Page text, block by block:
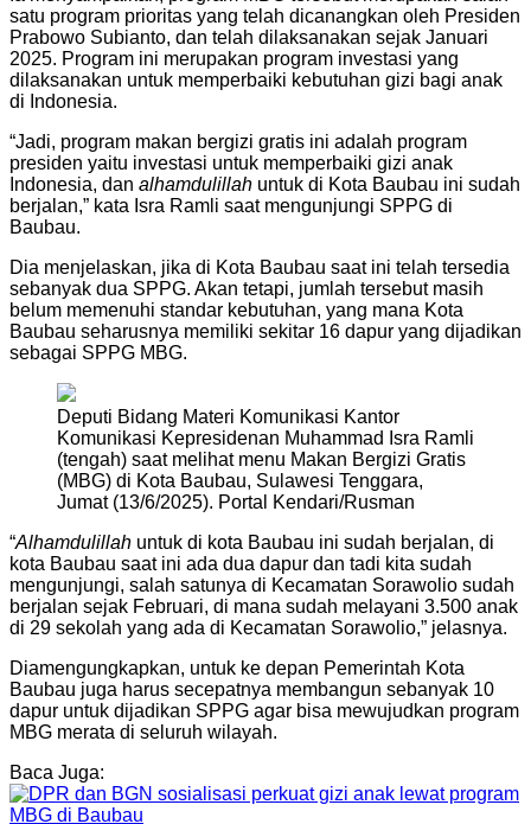
satu program prioritas yang telah dicanangkan oleh Presiden
Prabowo Subianto, dan telah dilaksanakan sejak Januari
2025. Program ini merupakan program investasi yang
dilaksanakan untuk memperbaiki kebutuhan gizi bagi anak
di Indonesia.
“Jadi, program makan bergizi gratis ini adalah program
presiden yaitu investasi untuk memperbaiki gizi anak
Indonesia, dan alhamdulillah untuk di Kota Baubau ini sudah
berjalan,” kata Isra Ramli saat mengunjungi SPPG di
Baubau.
Dia menjelaskan, jika di Kota Baubau saat ini telah tersedia
sebanyak dua SPPG. Akan tetapi, jumlah tersebut masih
belum memenuhi standar kebutuhan, yang mana Kota
Baubau seharusnya memiliki sekitar 16 dapur yang dijadikan
sebagai SPPG MBG.
Deputi Bidang Materi Komunikasi Kantor
Komunikasi Kepresidenan Muhammad Isra Ramli
(tengah) saat melihat menu Makan Bergizi Gratis
(MBG) di Kota Baubau, Sulawesi Tenggara,
Jumat (13/6/2025). Portal Kendari/Rusman
“Alhamdulillah untuk di kota Baubau ini sudah berjalan, di
kota Baubau saat ini ada dua dapur dan tadi kita sudah
mengunjungi, salah satunya di Kecamatan Sorawolio sudah
berjalan sejak Februari, di mana sudah melayani 3.500 anak
di 29 sekolah yang ada di Kecamatan Sorawolio,” jelasnya.
Diamengungkapkan, untuk ke depan Pemerintah Kota
Baubau juga harus secepatnya membangun sebanyak 10
dapur untuk dijadikan SPPG agar bisa mewujudkan program
MBG merata di seluruh wilayah.
Baca Juga: